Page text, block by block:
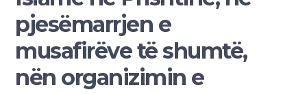
pjesëmarrjen e
musafirëve të shumtë,
nën organizimin e